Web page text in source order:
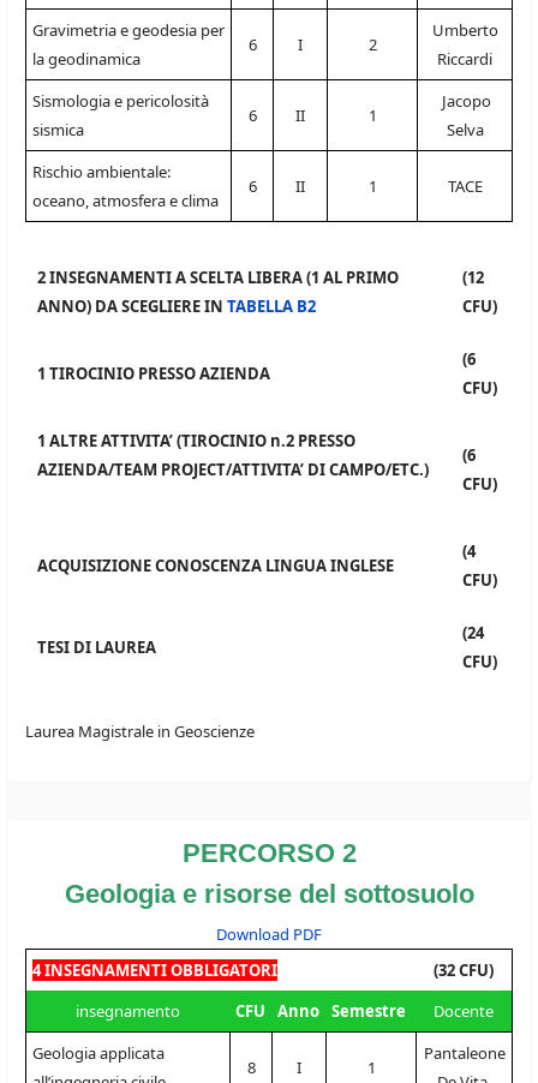
Gravimetria e geodesia per
la geodinamica
6 I 2
Umberto
Riccardi
Sismologia e pericolosità
sismica
6 II 1
Jacopo
Selva
Rischio ambientale:
oceano, atmosfera e clima
6 II 1 TACE
2 INSEGNAMENTI A SCELTA LIBERA (1 AL PRIMO
ANNO) DA SCEGLIERE IN TABELLA B2
(12
CFU)
1 TIROCINIO PRESSO AZIENDA
(6
CFU)
1 ALTRE ATTIVITA’ (TIROCINIO n.2 PRESSO
AZIENDA/TEAM PROJECT/ATTIVITA’ DI CAMPO/ETC.)
(6
CFU)
ACQUISIZIONE CONOSCENZA LINGUA INGLESE
(4
CFU)
TESI DI LAUREA
(24
CFU)
Laurea Magistrale in Geoscienze
PERCORSO 2
Geologia e risorse del sottosuolo
Download PDF
4 INSEGNAMENTI OBBLIGATORI
(32 CFU)
insegnamento
CFU Anno Semestre
Docente
Geologia applicata
8 I 1
Pantaleone